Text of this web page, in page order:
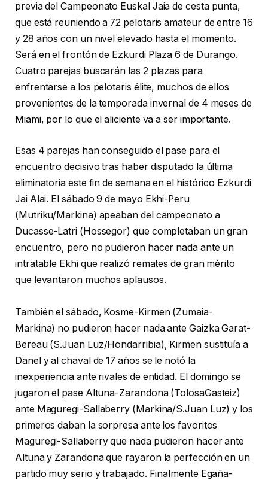
previa del Campeonato Euskal Jaia de cesta punta,
que está reuniendo a 72 pelotaris amateur de entre 16
y 28 años con un nivel elevado hasta el momento.
Será en el frontón de Ezkurdi Plaza 6 de Durango.
Cuatro parejas buscarán las 2 plazas para
enfrentarse a los pelotaris élite, muchos de ellos
provenientes de la temporada invernal de 4 meses de
Miami, por lo que el aliciente va a ser importante.
Esas 4 parejas han conseguido el pase para el
encuentro decisivo tras haber disputado la última
eliminatoria este fin de semana en el histórico Ezkurdi
Jai Alai. El sábado 9 de mayo Ekhi-Peru
(Mutriku/Markina) apeaban del campeonato a
Ducasse-Latri (Hossegor) que completaban un gran
encuentro, pero no pudieron hacer nada ante un
intratable Ekhi que realizó remates de gran mérito
que levantaron muchos aplausos.
También el sábado, Kosme-Kirmen (Zumaia-
Markina) no pudieron hacer nada ante Gaizka Garat-
Bereau (S.Juan Luz/Hondarribia), Kirmen sustituía a
Danel y al chaval de 17 años se le notó la
inexperiencia ante rivales de entidad. El domingo se
jugaron el pase Altuna-Zarandona (TolosaGasteiz)
ante Maguregi-Sallaberry (Markina/S.Juan Luz) y los
primeros daban la sorpresa ante los favoritos
Maguregi-Sallaberry que nada pudieron hacer ante
Altuna y Zarandona que rayaron la perfección en un
partido muy serio y trabajado. Finalmente Egaña-